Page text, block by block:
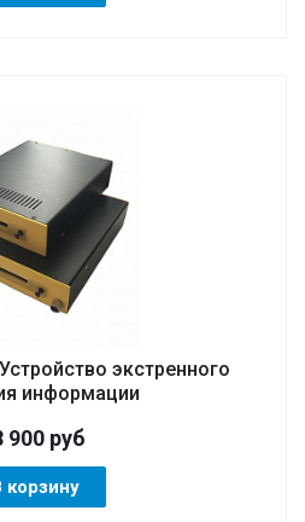
экстренного
информации
900руб
корзину